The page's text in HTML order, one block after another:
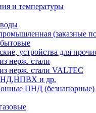
и температуры
(заказные
устройства для
нерж. стали
нерж. стали VALTEC
и др.
ПНД